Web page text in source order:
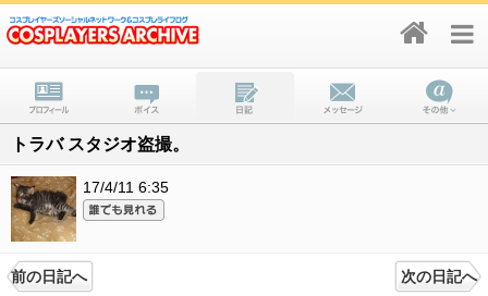
トラバ スタジオ盗撮。
17/4/11 6:35
前の日記へ
次の日記へ